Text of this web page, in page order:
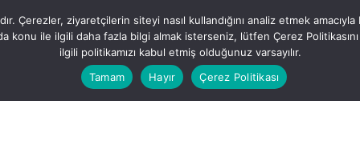
Çerezler, ziyaretçilerin siteyi nasıl kullandığını analiz etmek amacıyla
konu ile ilgili daha fazla bilgi almak isterseniz, lütfen Çerez
ilgili politikamızı kabul etmiş olduğunuz varsayılır.
Tamam
Hayır Çerez Politikası